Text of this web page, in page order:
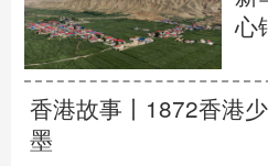
心
香港故事丨
1872香港
墨